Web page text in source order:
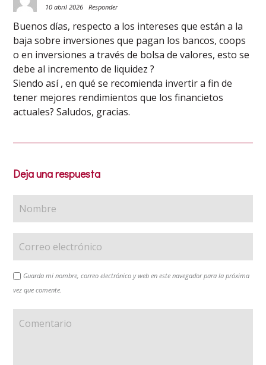
10 abril 2026 Responder
Buenos días, respecto a los intereses que están a la
baja sobre inversiones que pagan los bancos, coops
o en inversiones a través de bolsa de valores, esto se
debe al incremento de liquidez ?
Siendo así , en qué se recomienda invertir a fin de
tener mejores rendimientos que los financietos
actuales? Saludos, gracias.
Deja una respuesta
Guarda mi nombre, correo electrónico y web en este navegador para la próxima
vez que comente.